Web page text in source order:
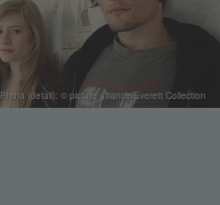
Photo (detail): © picture alliance/Everett Collection